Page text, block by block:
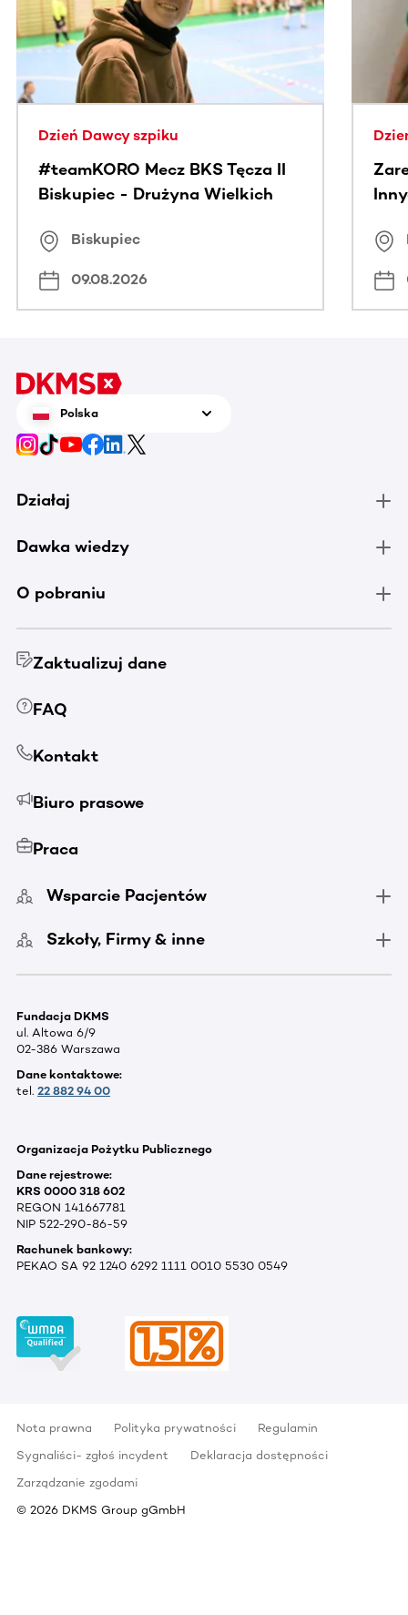
Dzień Dawcy szpiku
#teamKORO Mecz BKS Tęcza II
Biskupiec - Drużyna Wielkich
Biskupiec
09.08.2026
Polska
Działaj
Dawka wiedzy
O pobraniu
Zaktualizuj dane
FAQ
Kontakt
Biuro prasowe
Praca
Wsparcie Pacjentów
Szkoły, Firmy & inne
Fundacja DKMS
ul. Altowa 6/9
02-386 Warszawa
Dane kontaktowe:
tel. 22 882 94 00
Organizacja Pożytku Publicznego
Dane rejestrowe:
KRS 0000 318 602
REGON 141667781
NIP 522-290-86-59
Rachunek bankowy:
PEKAO SA 92 1240 6292 1111 0010 5530 0549
Nota prawna Polityka prywatności
Regulamin
Sygnaliści- zgłoś incydent
Deklaracja dostępności
Zarządzanie zgodami
© 2026 DKMS Group gGmbH